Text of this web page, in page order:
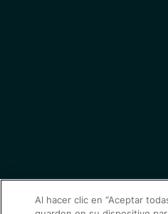
Al hacer clic en “Aceptar